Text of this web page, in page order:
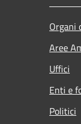
Organi
Aree
Uffici
Enti e
Politici